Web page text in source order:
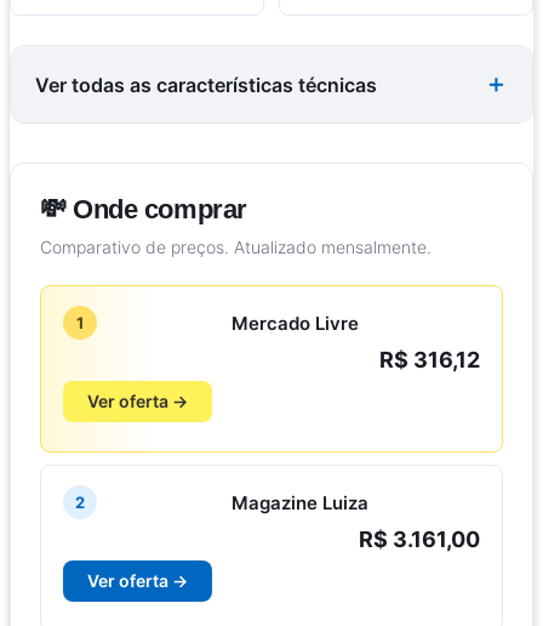
Ver todas as características técnicas
💸 Onde comprar
Comparativo de preços. Atualizado mensalmente.
1 Mercado Livre
R$ 316,12
Ver oferta →
2 Magazine Luiza
R$ 3.161,00
Ver oferta →